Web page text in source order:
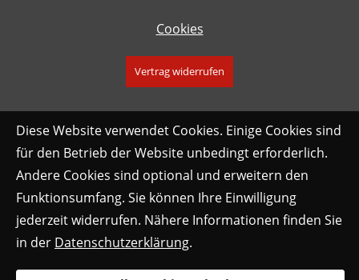
Cookies
Vertrag widerrufen
Diese Website verwendet Cookies. Einige Cookies sind
für den Betrieb der Website unbedingt erforderlich.
Andere Cookies sind optional und erweitern den
Funktionsumfang. Sie können Ihre Einwilligung
jederzeit widerrufen. Nähere Informationen finden Sie
in der Datenschutzerklärung.